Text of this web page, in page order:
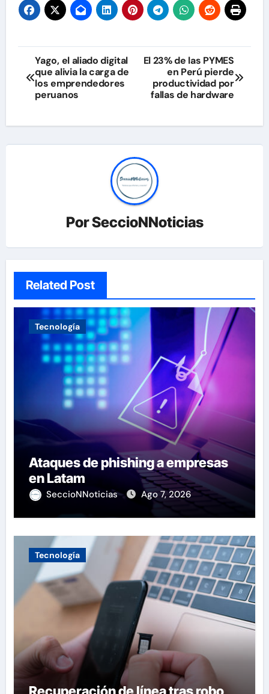
Navegación
de
entradas
Yago, el aliado digital
que alivia la carga de
los emprendedores
peruanos
El 23% de las PYMES
en Perú pierde
productividad por
fallas de hardware
PorSeccioNNoticias
Related Post
Tecnología
Ataques de phishing a empresas
en Latam
SeccioNNoticias Ago 7, 2026
Tecnología